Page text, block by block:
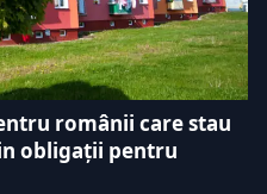
românii care stau
obligații pentru